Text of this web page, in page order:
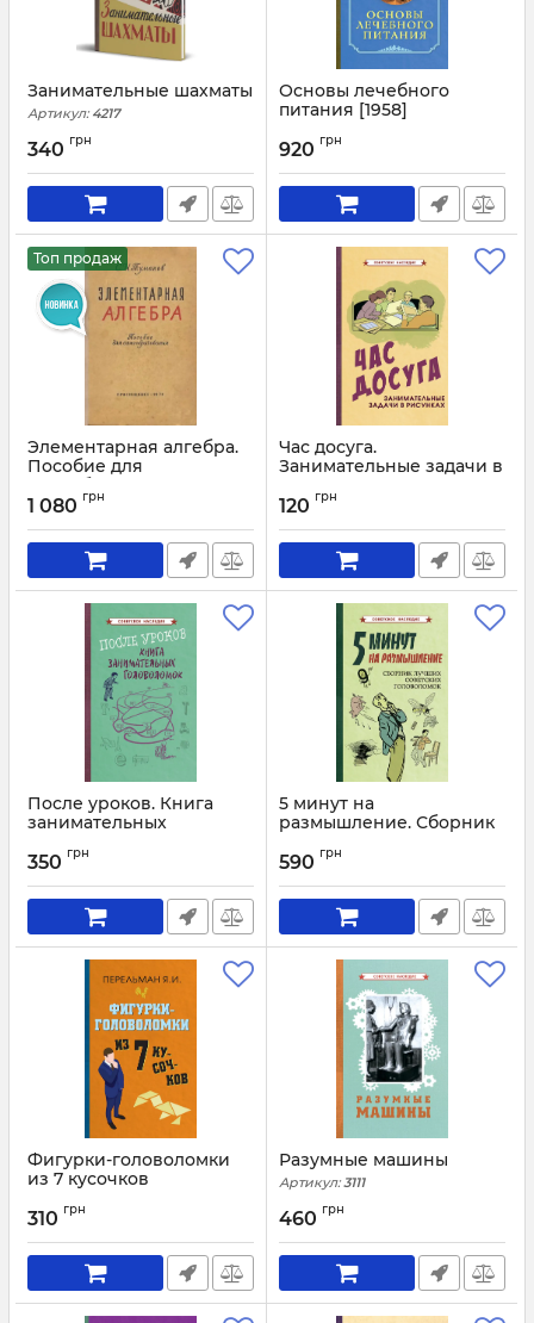
Занимательные шахматы
Артикул: 4217
340 грн
Основы лечебного
питания [1958]
920 грн
Топ продаж
Элементарная алгебра.
Пособие для
самообразования
Артикул:
1 080 грн
Час досуга.
Занимательные задачи в
Артикул:
120 грн
После уроков. Книга
занимательных
Артикул:
350 грн
5 минут на
размышление. Сборник
головоломок [1950]
Артикул: 3161
590 грн
Фигурки-головоломки
из 7 кусочков
310 грн
Разумные машины
Артикул: 3111
460 грн